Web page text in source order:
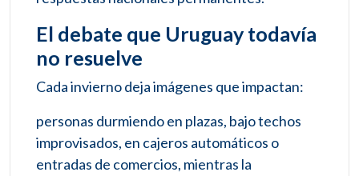
El debate que Uruguay todavía
no resuelve
Cada invierno deja imágenes que impactan:
personas durmiendo en plazas, bajo techos
improvisados, en cajeros automáticos o
entradas de comercios, mientras la